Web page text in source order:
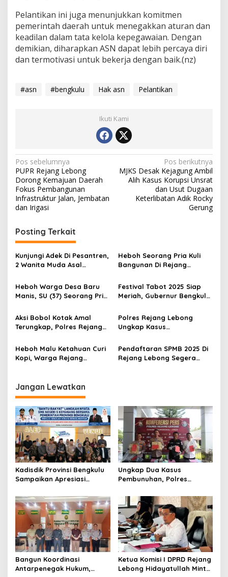
Pelantikan ini juga menunjukkan komitmen
pemerintah daerah untuk menegakkan aturan dan
keadilan dalam tata kelola kepegawaian. Dengan
demikian, diharapkan ASN dapat lebih percaya diri
dan termotivasi untuk bekerja dengan baik.(nz)
#asn #bengkulu Hak asn Pelantikan
Ikuti Kami
Navigasi
pos
Pos sebelumnya
PUPR Rejang Lebong
Dorong Kemajuan Daerah
Fokus Pembangunan
Infrastruktur Jalan, Jembatan
dan Irigasi
Pos berikutnya
MJKS Desak Kejagung Ambil
Alih Kasus Korupsi Unsrat
dan Usut Dugaan
Keterlibatan Adik Rocky
Gerung
Posting Terkait
Kunjungi Adek Di Pesantren,
2 Wanita Muda Asal
Rejang Lebong
Heboh Seorang Pria Kuli
Bangunan Di Rejang
Ditempat Kerja, Ini
Penyebabnya
Heboh Warga Desa Baru
Manis, SU (37) Seorang Pria
Remaja 15 Tahun
Festival Tabot 2025 Siap
Meriah, Gubernur Bengkulu
Aksi Bobol Kotak Amal
Terungkap, Polres Rejang
Residivis
Polres Rejang Lebong
Ungkap Kasus
Nisa, Tersangka Terancam
5 Tahun Penjara
Heboh Malu Ketahuan Curi
Kopi, Warga Rejang
Pendaftaran SPMB 2025 Di
Rejang Lebong Segera
Jangan Lewatkan
Kadisdik Provinsi Bengkulu
Sampaikan Apresiasi
Plt. Kepala SMKN 5
Kepahiang Bagikan 215
Sepatu Dan Baju Gratis
Ungkap Dua Kasus
Pembunuhan, Polres
Kronologi dan Motif Para
Tersangka
Bangun Koordinasi
Antarpenegak Hukum,
Ketua Komisi I DPRD Rejang
Lebong Hidayatullah Minta